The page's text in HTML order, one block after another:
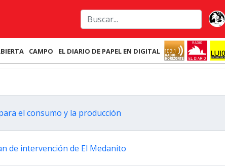
CAMPO EL DIARIO DE PAPEL EN DIGITAL
el consumo y la producción
de intervención de El Medanito